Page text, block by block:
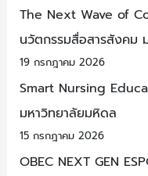
The Next Wave of
นวัตกรรมสื่อสารสังคม
19 กรกฎาคม 2026
Smart Nursing
มหาวิทยาลัยมหิดล
15 กรกฎาคม 2026
OBEC NEXT GEN